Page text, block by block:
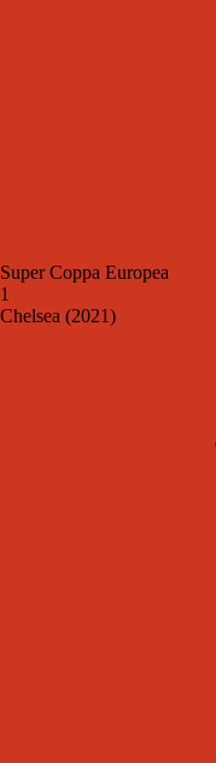
Super Coppa Europea
1
Chelsea (2021)